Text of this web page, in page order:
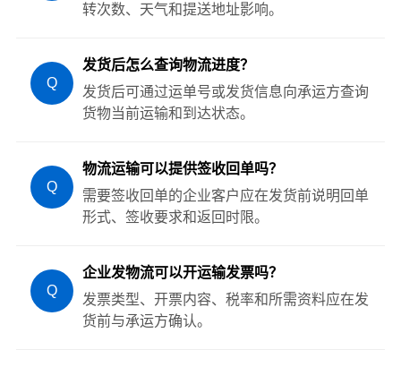
转次数、天气和提送地址影响。
Q
发货后怎么查询物流进度？
发货后可通过运单号或发货信息向承运方查询
货物当前运输和到达状态。
Q
物流运输可以提供签收回单吗？
需要签收回单的企业客户应在发货前说明回单
形式、签收要求和返回时限。
Q
企业发物流可以开运输发票吗？
发票类型、开票内容、税率和所需资料应在发
货前与承运方确认。